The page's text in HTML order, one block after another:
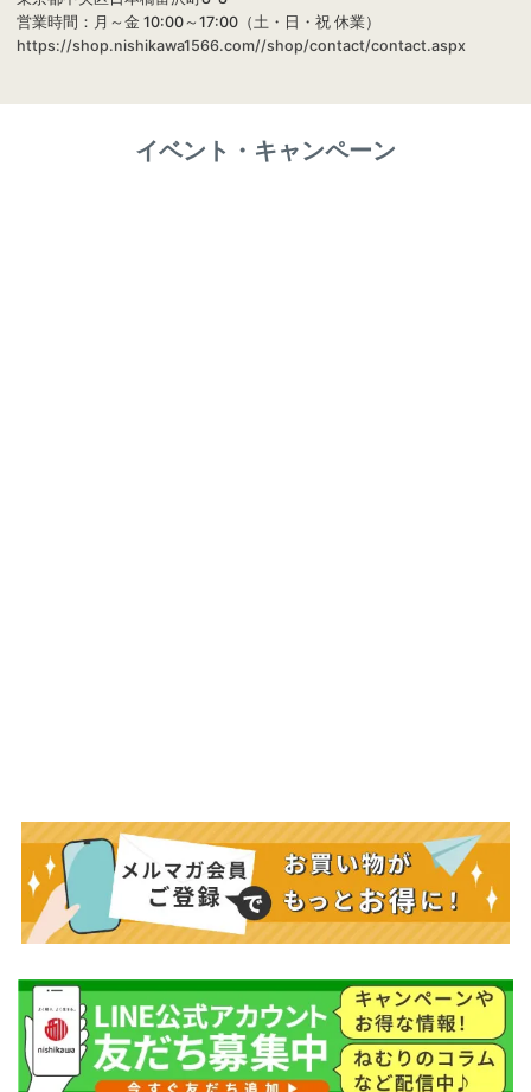
営業時間：月～金 10:00～17:00（土・日・祝 休業）
https://shop.nishikawa1566.com//shop/contact/contact.aspx
イベント・キャンペーン